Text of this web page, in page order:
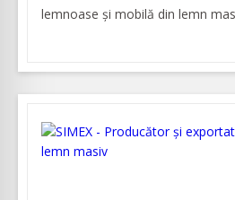
lemnoase și mobilă din lemn